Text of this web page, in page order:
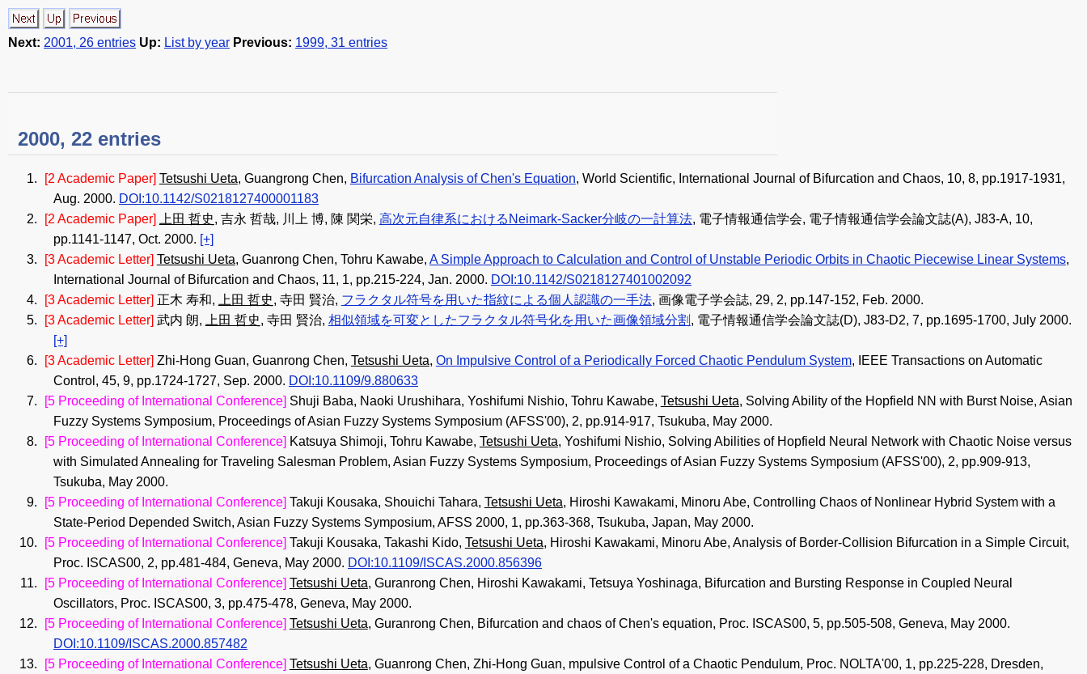
Next: 2001, 26 entries Up: List by year Previous: 1999, 31 entries
2000, 22 entries
[2 Academic Paper] Tetsushi Ueta, Guangrong Chen, Bifurcation Analysis of Chen's Equation, World Scientific, International Journal of Bifurcation and Chaos, 10, 8, pp.1917-1931,
Aug. 2000. DOI:10.1142/S0218127400001183
[2 Academic Paper]
上田 哲史, 吉永 哲哉, 川上 博, 陳 関栄, 高次元自律系におけるNeimark-Sacker分岐の一計算法, 電子情報通信学会, 電子情報通信学会論文誌(A), J83-A, 10,
pp.1141-1147, Oct. 2000. [+]
[3 Academic Letter] Tetsushi Ueta, Guanrong Chen, Tohru Kawabe, A Simple Approach to Calculation and Control of Unstable Periodic Orbits in Chaotic Piecewise Linear Systems,
International Journal of Bifurcation and Chaos, 11, 1, pp.215-224, Jan. 2000. DOI:10.1142/S0218127401002092
[3 Academic Letter] 正木 寿和, 上田 哲史, 寺田 賢治, フラクタル符号を用いた指紋による個人認識の一手法, 画像電子学会誌, 29, 2, pp.147-152, Feb. 2000.
[3 Academic Letter] 武内 朗, 上田 哲史, 寺田 賢治, 相似領域を可変としたフラクタル符号化を用いた画像領域分割 , 電子情報通信学会論文誌(D), J83-D2, 7, pp.1695-1700, July 2000.
[+]
[3 Academic Letter] Zhi-Hong Guan, Guanrong Chen, Tetsushi Ueta, On Impulsive Control of a Periodically Forced Chaotic Pendulum System, IEEE Transactions on Automatic
Control, 45, 9, pp.1724-1727, Sep. 2000. DOI:10.1109/9.880633
[5 Proceeding of International Conference] Shuji Baba, Naoki Urushihara, Yoshifumi Nishio, Tohru Kawabe, Tetsushi Ueta, Solving Ability of the Hopfield NN with Burst Noise, Asian
Fuzzy Systems Symposium, Proceedings of Asian Fuzzy Systems Symposium (AFSS'00), 2, pp.914-917, Tsukuba, May 2000.
[5 Proceeding of International Conference] Katsuya Shimoji, Tohru Kawabe, Tetsushi Ueta, Yoshifumi Nishio, Solving Abilities of Hopfield Neural Network with Chaotic Noise versus
with Simulated Annealing for Traveling Salesman Problem, Asian Fuzzy Systems Symposium, Proceedings of Asian Fuzzy Systems Symposium (AFSS'00), 2, pp.909-913,
Tsukuba, May 2000.
[5 Proceeding of International Conference] Takuji Kousaka, Shouichi Tahara, Tetsushi Ueta, Hiroshi Kawakami, Minoru Abe, Controlling Chaos of Nonlinear Hybrid System with a
State-Period Depended Switch, Asian Fuzzy Systems Symposium, AFSS 2000, 1, pp.363-368, Tsukuba, Japan, May 2000.
[5 Proceeding of International Conference] Takuji Kousaka, Takashi Kido, Tetsushi Ueta, Hiroshi Kawakami, Minoru Abe, Analysis of Border-Collision Bifurcation in a Simple Circuit,
Proc. ISCAS00, 2, pp.481-484, Geneva, May 2000. DOI:10.1109/ISCAS.2000.856396
[5 Proceeding of International Conference] Tetsushi Ueta, Guranrong Chen, Hiroshi Kawakami, Tetsuya Yoshinaga, Bifurcation and Bursting Response in Coupled Neural
Oscillators, Proc. ISCAS00, 3, pp.475-478, Geneva, May 2000.
[5 Proceeding of International Conference] Tetsushi Ueta, Guranrong Chen, Bifurcation and chaos of Chen's equation, Proc. ISCAS00, 5, pp.505-508, Geneva, May 2000.
DOI:10.1109/ISCAS.2000.857482
[5 Proceeding of International Conference] Tetsushi Ueta, Guanrong Chen, Zhi-Hong Guan, mpulsive Control of a Chaotic Pendulum, Proc. NOLTA'00, 1, pp.225-228, Dresden,